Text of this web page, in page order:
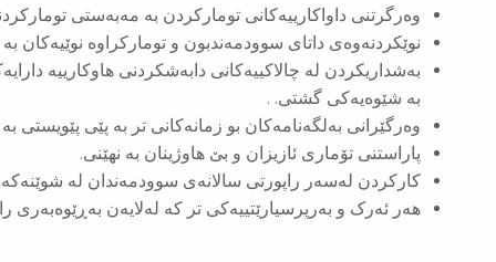
وەرگرتنی داواکارییەکانی تومارکردن بە مەبەستی
نوێکردنەوەی داتای سوودمەندبون و تومارکراوە نوێیەکان
بەشداریکردن لە چالاکییەکانی دابەشکردنی هاوکارییە
بە شێوەیەکی گشتی. .
وەرگێرانی بەلگەنامەکان بو زمانەکانی تر بە پێی پێویستی
پاراستنی تۆماری ئازیزان و بێ هاوژینان بە نهێنی.
کارکردن لەسەر راپورتی سالانەی سوودمەندان لە
هەر ئەرک و بەرپرسیارێتییەکی تر کە لەلایەن